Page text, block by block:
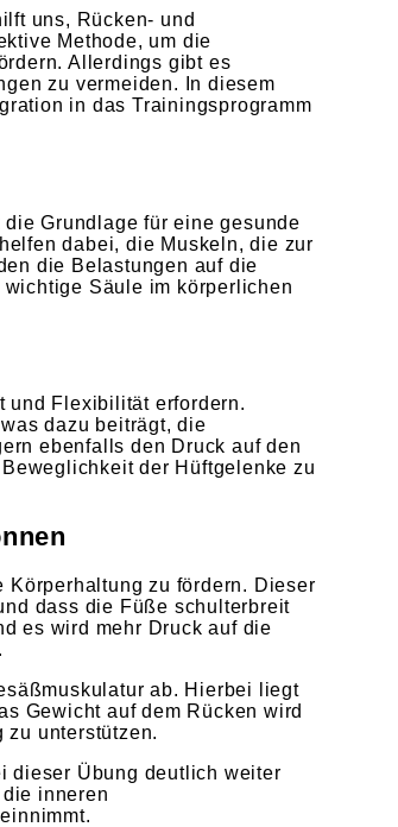
uns, Rücken- und
Methode, um die
Allerdings gibt es
zu vermeiden. In diesem
in das Trainingsprogramm
Grundlage für eine gesunde
dabei, die Muskeln, die zur
die Belastungen auf die
Säule im körperlichen
und Flexibilität erfordern.
dazu beiträgt, die
ebenfalls den Druck auf den
der Hüftgelenke zu
zu fördern. Dieser
dass die Füße schulterbreit
es wird mehr Druck auf die
ab. Hierbei liegt
Gewicht auf dem Rücken wird
zu unterstützen.
dieser Übung deutlich weiter
inneren